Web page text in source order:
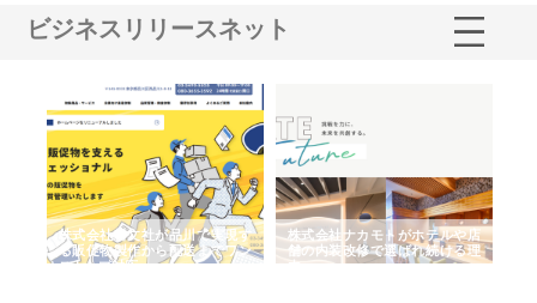
ビジネスリリースネット
株式会社耕文社が品川で実現す
る販促物製作から配送までワン
ストップ対応
株式会社ナカモトがホテルや店
舗の内装改修で選ばれ続ける理
由